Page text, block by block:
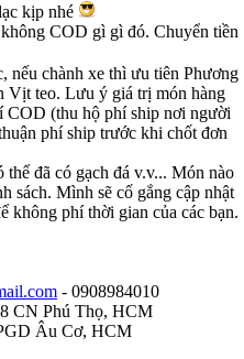
kịp nhé
COD gì gì đó. Chuyển tiền
nếu chành xe thì ưu tiên Phương
Vịt teo. Lưu ý giá trị món hàng
COD (thu hộ phí ship nơi người
phí ship trước khi chốt đơn
đã có gạch đá v.v... Món nào
sách. Mình sẽ cố gắng cập nhật
không phí thời gian của các bạn.
- 0908984010
CN Phú Thọ, HCM
Âu Cơ, HCM